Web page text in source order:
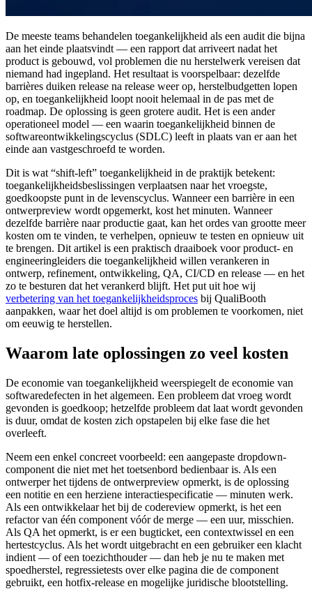
De meeste teams behandelen toegankelijkheid als een audit die bijna
aan het einde plaatsvindt — een rapport dat arriveert nadat het
product is gebouwd, vol problemen die nu herstelwerk vereisen dat
niemand had ingepland. Het resultaat is voorspelbaar: dezelfde
barrières duiken release na release weer op, herstelbudgetten lopen
op, en toegankelijkheid loopt nooit helemaal in de pas met de
roadmap. De oplossing is geen grotere audit. Het is een ander
operationeel model — een waarin toegankelijkheid binnen de
softwareontwikkelingscyclus (SDLC) leeft in plaats van er aan het
einde aan vastgeschroefd te worden.
Dit is wat “shift-left” toegankelijkheid in de praktijk betekent:
toegankelijkheidsbeslissingen verplaatsen naar het vroegste,
goedkoopste punt in de levenscyclus. Wanneer een barrière in een
ontwerpreview wordt opgemerkt, kost het minuten. Wanneer
dezelfde barrière naar productie gaat, kan het ordes van grootte meer
kosten om te vinden, te verhelpen, opnieuw te testen en opnieuw uit
te brengen. Dit artikel is een praktisch draaiboek voor product- en
engineeringleiders die toegankelijkheid willen verankeren in
ontwerp, refinement, ontwikkeling, QA, CI/CD en release — en het
zo te besturen dat het verankerd blijft. Het put uit hoe wij
verbetering van het toegankelijkheidsproces bij QualiBooth
aanpakken, waar het doel altijd is om problemen te voorkomen, niet
om eeuwig te herstellen.
Waarom late oplossingen zo veel kosten
De economie van toegankelijkheid weerspiegelt de economie van
softwaredefecten in het algemeen. Een probleem dat vroeg wordt
gevonden is goedkoop; hetzelfde probleem dat laat wordt gevonden
is duur, omdat de kosten zich opstapelen bij elke fase die het
overleeft.
Neem een enkel concreet voorbeeld: een aangepaste dropdown-
component die niet met het toetsenbord bedienbaar is. Als een
ontwerper het tijdens de ontwerpreview opmerkt, is de oplossing
een notitie en een herziene interactiespecificatie — minuten werk.
Als een ontwikkelaar het bij de codereview opmerkt, is het een
refactor van één component vóór de merge — een uur, misschien.
Als QA het opmerkt, is er een bugticket, een contextwissel en een
hertestcyclus. Als het wordt uitgebracht en een gebruiker een klacht
indient — of een toezichthouder — dan heb je nu te maken met
spoedherstel, regressietests over elke pagina die de component
gebruikt, een hotfix-release en mogelijke juridische blootstelling.